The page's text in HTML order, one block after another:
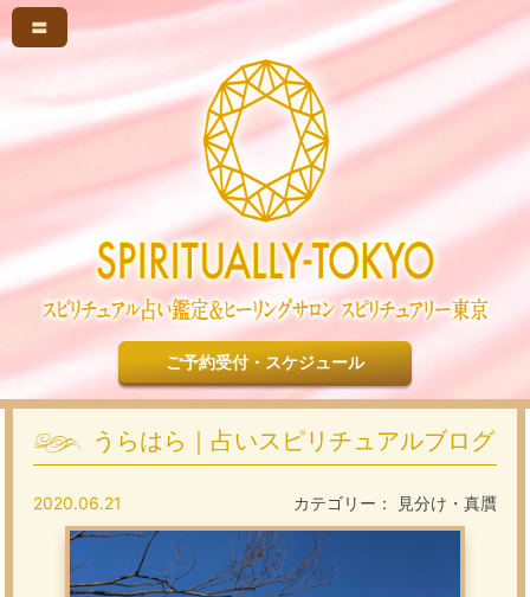
〓
ご予約受付・スケジュール
うらはら｜占いスピリチュアルブログ
カテゴリー： 見分け・真贋
2020.06.21